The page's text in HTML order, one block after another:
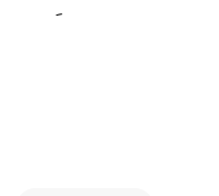
обсуждаются с
или в